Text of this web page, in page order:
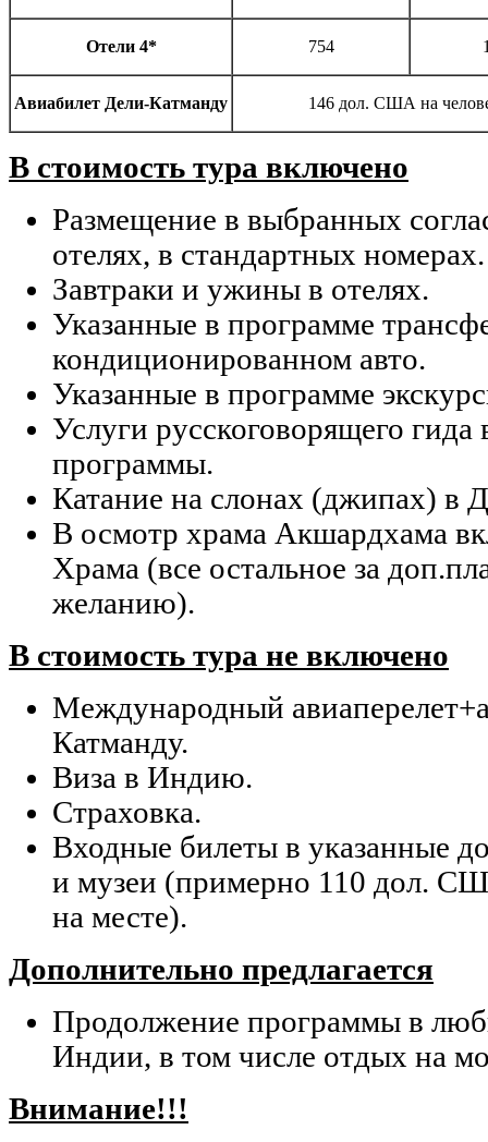
Отели 4* 754
Авиабилет Дели-Катманду 146 дол. США на
В стоимость тура включено
Размещение в выбранных
отелях, в стандартных номерах.
Завтраки и ужины в отелях.
Указанные в программе
кондиционированном авто.
Указанные в программе
Услуги русскоговорящего гида
программы.
Катание на слонах (джипах) в
В осмотр храма Акшардхама
Храма (все остальное за
желанию).
В стоимость тура не включено
Международный
Катманду.
Виза в Индию.
Страховка.
Входные билеты в указанные
и музеи (примерно 110 дол.
на месте).
Дополнительно предлагается
Продолжение программы в
Индии, в том числе отдых на
Внимание!!!